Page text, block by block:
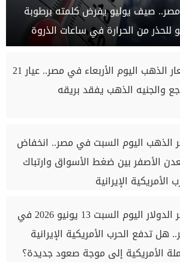
صيف يوليو يفرض كلمته برطوبة
للحذر من الحرارة في ساعات الذروة
أسعار الذهب اليوم الأربعاء في مصر.. عيار 21
والجنيه الذهب يفقد بريقه
الذهب اليوم السبت في مصر.. انخفاض
الأصفر بين ضغط الأسواق وارتباك
الأمريكية الإيرانية
سعر الدولار اليوم السبت 13 يونيو 2026 في
هل تدفع الحرب الأمريكية الإيرانية
الأمريكية إلى موجة صعود جديدة؟